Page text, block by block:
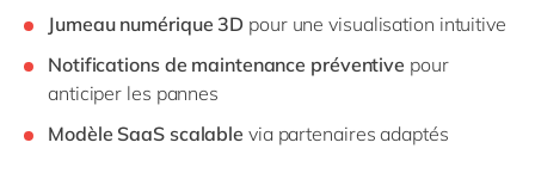
Jumeau numérique 3D pour une visualisation intuitive
Notifications de maintenance préventive pour
anticiper les pannes
Modèle SaaS scalable via partenaires adaptés